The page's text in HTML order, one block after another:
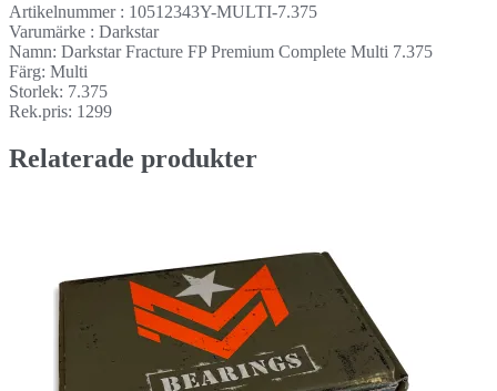
Artikelnummer : 10512343Y-MULTI-7.375
Varumärke : Darkstar
Namn: Darkstar Fracture FP Premium Complete Multi 7.375
Färg: Multi
Storlek: 7.375
Rek.pris: 1299
Relaterade produkter